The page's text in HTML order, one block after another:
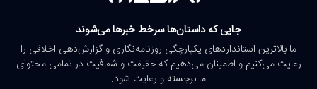
جایی که داستان‌ها سرخط خبرها می‌شوند
ما بالاترین استانداردهای یکپارچگی روزنامه‌نگاری و گزارش‌دهی اخلاقی را
رعایت می‌کنیم و اطمینان می‌دهیم که حقیقت و شفافیت در تمامی محتوای
ما برجسته و رعایت شود.